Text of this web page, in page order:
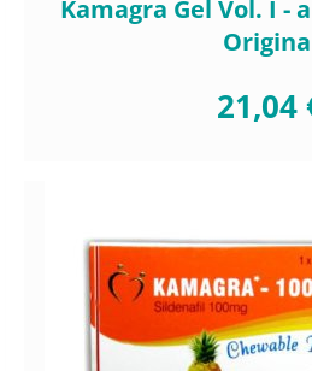
Kamagra Gel Vol. I -
21,04